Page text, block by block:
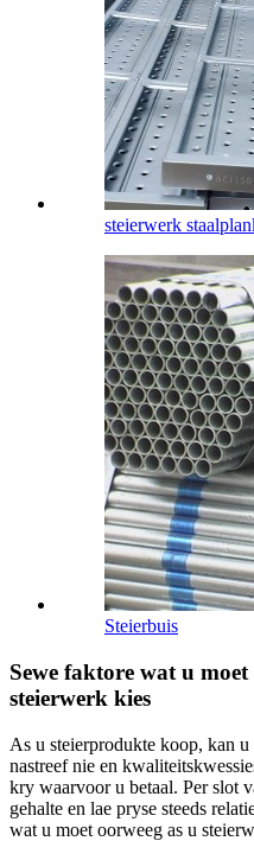
steierwerk
Steierbuis
Sewe faktore wat u
steierwerk kies
As u steierprodukte koop, kan
nastreef nie en
kry waarvoor u betaal. Per slot
gehalte en lae pryse steeds
wat u moet oorweeg as u